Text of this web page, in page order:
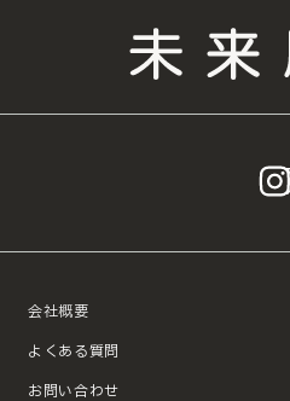
会社概要
よくある質問
お問い合わせ